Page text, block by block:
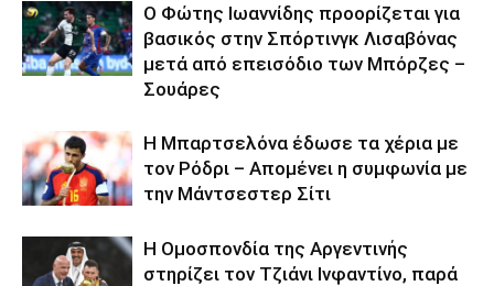
Ο Φώτης Ιωαννίδης προορίζεται για
βασικός στην Σπόρτινγκ Λισαβόνας
μετά από επεισόδιο των Μπόρζες –
Σουάρες
Η Μπαρτσελόνα έδωσε τα χέρια με
τον Ρόδρι – Απομένει η συμφωνία με
την Μάντσεστερ Σίτι
Η Ομοσπονδία της Αργεντινής
στηρίζει τον Τζιάνι Ινφαντίνο, παρά